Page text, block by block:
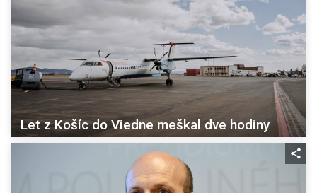
Let z Košíc do Viedne meškal dve hodiny